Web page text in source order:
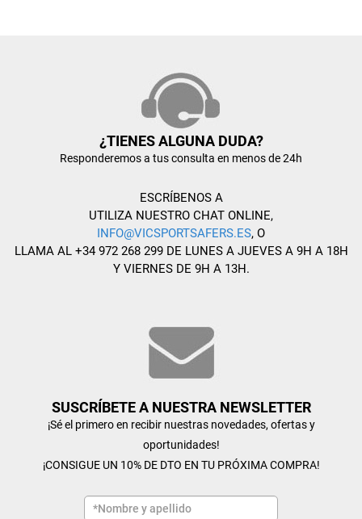
¿TIENES ALGUNA DUDA?
Responderemos a tus consulta en menos de 24h
ESCRÍBENOS A
UTILIZA NUESTRO CHAT ONLINE,
INFO@VICSPORTSAFERS.ES, O
LLAMA AL +34 972 268 299 DE LUNES A JUEVES A 9H A 18H
Y VIERNES DE 9H A 13H.
SUSCRÍBETE A NUESTRA NEWSLETTER
¡Sé el primero en recibir nuestras novedades, ofertas y
oportunidades!
¡CONSIGUE UN 10% DE DTO EN TU PRÓXIMA COMPRA!